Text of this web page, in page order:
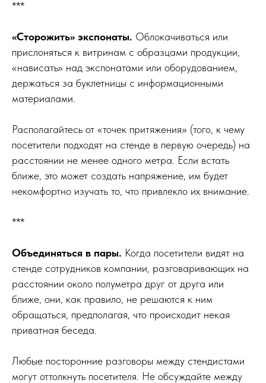
***
«Сторожить» экспонаты. Облокачиваться или
прислоняться к витринам с образцами продукции,
«нависать» над экспонатами или оборудованием,
держаться за буклетницы с информационными
материалами.
Располагайтесь от «точек притяжения» (того, к чему
посетители подходят на стенде в первую очередь) на
расстоянии не менее одного метра. Если встать
ближе, это может создать напряжение, им будет
некомфортно изучать то, что привлекло их внимание.
***
Объединяться в пары. Когда посетители видят на
стенде сотрудников компании, разговаривающих на
расстоянии около полуметра друг от друга или
ближе, они, как правило, не решаются к ним
обращаться, предполагая, что происходит некая
приватная беседа.
Любые посторонние разговоры между стендистами
могут оттолкнуть посетителя. Не обсуждайте между